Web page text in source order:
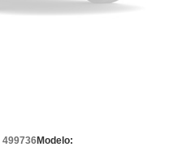
499736Modelo: